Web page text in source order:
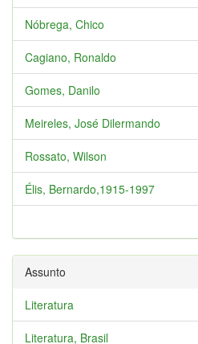
Nóbrega, Chico
Cagiano, Ronaldo
Gomes, Danilo
Meireles, José Dilermando
Rossato, Wilson
Élis, Bernardo,1915-1997
Assunto
Literatura
Literatura, Brasil